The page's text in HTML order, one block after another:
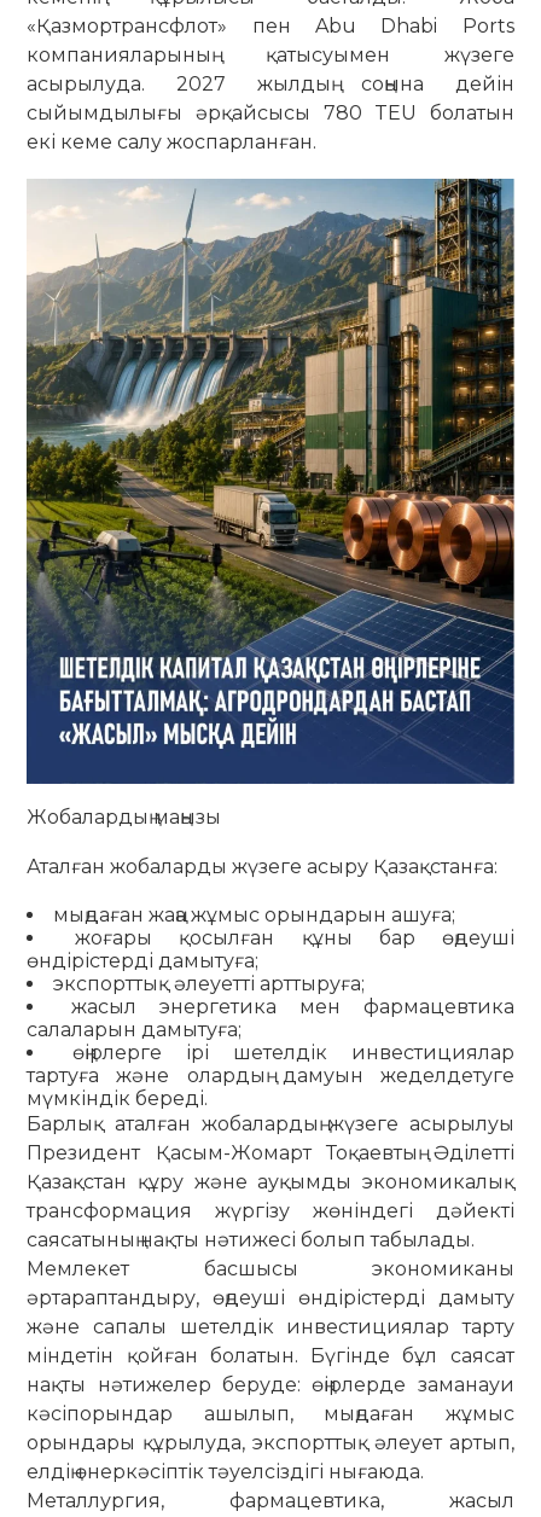
«Қазмортрансфлот» пен Abu Dhabi Ports
компанияларының қатысуымен жүзеге
асырылуда. 2027 жылдың соңына дейін
сыйымдылығы әрқайсысы 780 TEU болатын
екі кеме салу жоспарланған.
Жобалардың маңызы
Аталған жобаларды жүзеге асыру Қазақстанға:
мыңдаған жаңа жұмыс орындарын ашуға;
жоғары қосылған құны бар өңдеуші
өндірістерді дамытуға;
экспорттық әлеуетті арттыруға;
жасыл энергетика мен фармацевтика
салаларын дамытуға;
өңірлерге ірі шетелдік инвестициялар
тартуға және олардың дамуын жеделдетуге
мүмкіндік береді.
Барлық аталған жобалардың жүзеге асырылуы
Президент Қасым-Жомарт Тоқаевтың Әділетті
Қазақстан құру және ауқымды экономикалық
трансформация жүргізу жөніндегі дәйекті
саясатының нақты нәтижесі болып табылады.
Мемлекет басшысы экономиканы
әртараптандыру, өңдеуші өндірістерді дамыту
және сапалы шетелдік инвестициялар тарту
міндетін қойған болатын. Бүгінде бұл саясат
нақты нәтижелер беруде: өңірлерде заманауи
кәсіпорындар ашылып, мыңдаған жұмыс
орындары құрылуда, экспорттық әлеует артып,
елдің өнеркәсіптік тәуелсіздігі нығаюда.
Металлургия, фармацевтика, жасыл